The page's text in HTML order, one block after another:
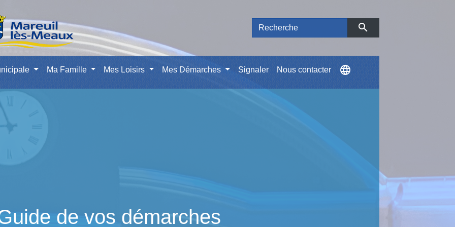
search
Ma Famille Mes Loisirs Mes Démarches Signaler Nous contacter language
de vos démarches